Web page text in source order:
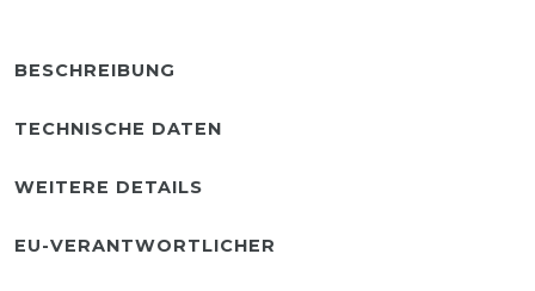
BESCHREIBUNG
TECHNISCHE DATEN
WEITERE DETAILS
EU-VERANTWORTLICHER